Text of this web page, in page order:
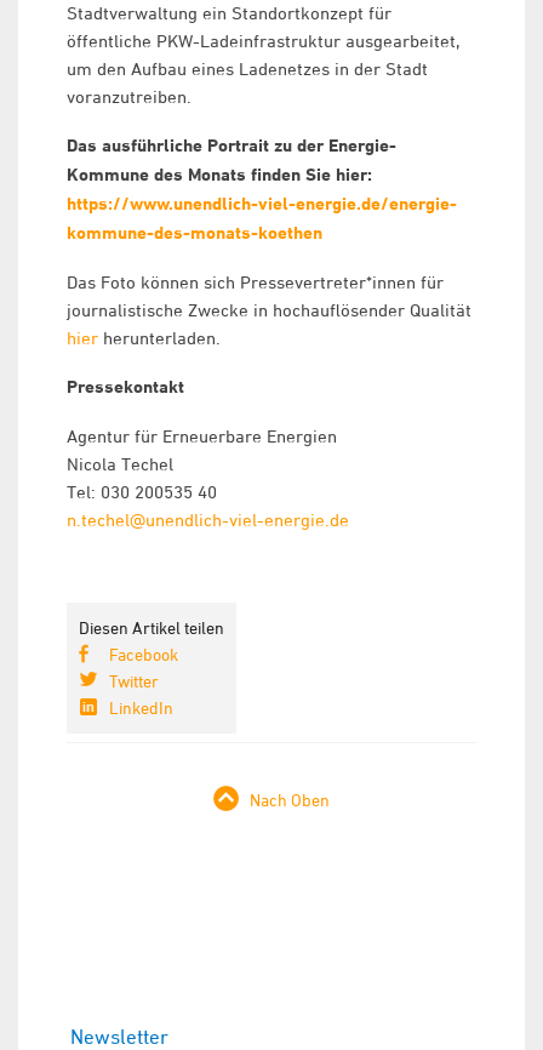
Stadtverwaltung ein Standortkonzept für
öffentliche PKW-Ladeinfrastruktur ausgearbeitet,
um den Aufbau eines Ladenetzes in der Stadt
voranzutreiben.
Das ausführliche Portrait zu der Energie-
Kommune des Monats finden Sie hier:
https://www.unendlich-viel-energie.de/energie-
kommune-des-monats-koethen
Das Foto können sich Pressevertreter*innen für
journalistische Zwecke in hochauflösender Qualität
hier herunterladen.
Pressekontakt
Agentur für Erneuerbare Energien
Nicola Techel
Tel: 030 200535 40
n.techel@unendlich-viel-energie.de
Diesen Artikel teilen
Facebook
Twitter
LinkedIn
Nach Oben
Newsletter